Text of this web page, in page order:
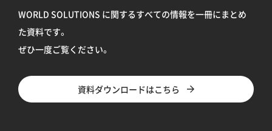
WORLD SOLUTIONS に関するすべての情報を一冊にまとめ
た資料です。
ぜひ一度ご覧ください。
資料ダウンロードはこちら